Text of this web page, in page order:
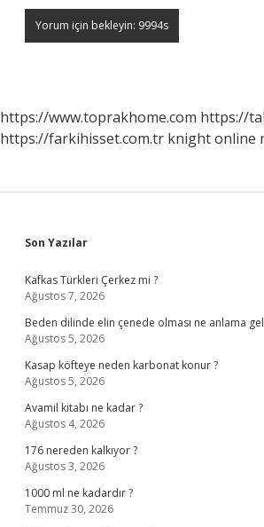
https://www.toprakhome.com https://
https://farkihisset.com.tr knight online
Sidebar
Son Yazılar
Kafkas Türkleri Çerkez mi ?
Ağustos 7, 2026
Beden dilinde elin çenede olması ne anlama
Ağustos 5, 2026
Kasap köfteye neden karbonat konur ?
Ağustos 5, 2026
Avamil kitabı ne kadar ?
Ağustos 4, 2026
176 nereden kalkıyor ?
Ağustos 3, 2026
1000 ml ne kadardır ?
Temmuz 30, 2026